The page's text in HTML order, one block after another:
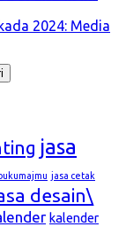
2024: Media
jasa
jasa cetak
desain\
kalender